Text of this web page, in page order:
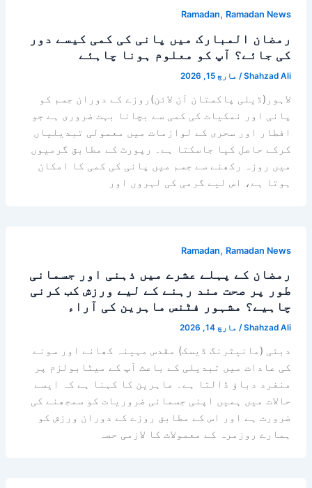
Ramadan, Ramadan News
رمضان المبارک میں پانی کی کمی کیسے دور
کی جائے؟ آپ کو معلوم ہونا چاہئے
Shahzad Ali
/ مارچ 15, 2026
لاہور(ڈیلی پاکستان آن لائن)روزے کے دوران جسم کو
پانی اور نمکیات کی کمی سے بچانا بہت ضروری ہے جو
افطار اور سحری کے لوازمات میں معمولی تبدیلیاں
کرکے حاصل کیا جاسکتا ہے۔ رپورٹ کے مطابق گرمیوں
میں روزہ رکھنے سے جسم میں پانی کی کمی کا امکان
ہوتا ہے، اس لیے گرمی کی لہروں اور
Ramadan, Ramadan News
رمضان کے پہلے عشرے میں ذہنی اور جسمانی
طور پر صحت مند رہنے کے لیے ورزش کب کرنی
چاہیے؟ مشہور فٹنس ماہرین کی آراء
Shahzad Ali
/ مارچ 14, 2026
دبئی (مانیٹرنگ ڈیسک) مقدس مہینہ کھانے اور سونے
کی عادات میں تبدیلی کے باعث آپ کے میٹابولزم پر
منفرد دباؤ ڈالتا ہے۔ ماہرین کا کہنا ہے کہ ایسے
حالات میں ہمیں اپنی جسمانی ضروریات کو سمجھنے کی
ضرورت ہے اور اس کے مطابق روزے کے دوران ورزش کو
ہمارے روزمرہ کے معمولات کا لازمی حصہ